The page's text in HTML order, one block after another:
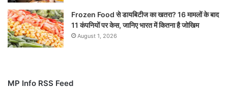
Frozen Food से डायबिटीज का खतरा? 16 मामलों के बाद
11 कंपनियों पर केस, जानिए भारत में कितना है जोखिम
August 1, 2026
MP Info RSS Feed